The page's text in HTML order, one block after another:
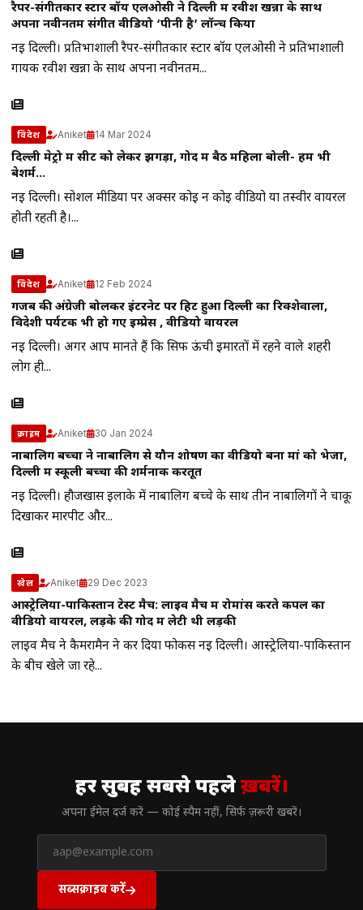
रैपर-संगीतकार स्टार बॉय एलओसी ने दिल्ली में रवीश खन्ना के साथ
अपना नवीनतम संगीत वीडियो ‘पीनी है’ लॉन्च किया
नई दिल्ली। प्रतिभाशाली रैपर-संगीतकार स्टार बॉय एलओसी ने प्रतिभाशाली
गायक रवीश खन्ना के साथ अपना नवीनतम...
विदेश Aniket 14 Mar 2024
दिल्ली मेट्रो में सीट को लेकर झगड़ा, गोद में बैठ महिला बोली- हम भी
बेशर्म…
नई दिल्ली। सोशल मीडिया पर अक्सर कोई न कोई वीडियो या तस्वीर वायरल
होती रहती है।...
विदेश Aniket 12 Feb 2024
गजब की अंग्रेजी बोलकर इंटरनेट पर हिट हुआ दिल्ली का रिक्शेवाला,
विदेशी पर्यटक भी हो गए इम्प्रेस , वीडियो वायरल
नई दिल्ली। अगर आप मानते हैं कि सिर्फ ऊंची इमारतों में रहने वाले शहरी
लोग ही...
क्राइम Aniket 30 Jan 2024
नाबालिग बच्चों ने नाबालिग से यौन शोषण का वीडियो बना मां को भेजा,
दिल्ली में स्कूली बच्चों की शर्मनाक करतूत
नई दिल्ली। हौजखास इलाके में नाबालिग बच्चे के साथ तीन नाबालिगों ने चाकू
दिखाकर मारपीट और...
खेल Aniket 29 Dec 2023
आस्ट्रेलिया-पाकिस्तान टेस्ट मैच: लाइव मैच में रोमांस करते कपल का
वीडियो वायरल, लड़के की गोद में लेटी थी लड़की
लाइव मैच ने कैमरामैन ने कर दिया फोकस नई दिल्ली। आस्ट्रेलिया-पाकिस्तान
के बीच खेले जा रहे...
हर सुबह सबसे पहलेख़बरें।
अपना ईमेल दर्ज करें — कोई स्पैम नहीं, सिर्फ ज़रूरी खबरें।
सब्सक्राइब करें